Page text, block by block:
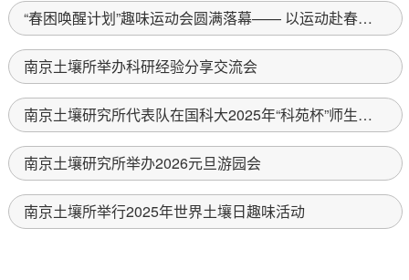
“春困唤醒计划”趣味运动会圆满落幕—— 以运动赴春光 以活力启新程
南京土壤所举办科研经验分享交流会
南京土壤研究所代表队在国科大2025年“科苑杯”师生羽毛球联赛总决...
南京土壤研究所举办2026元旦游园会
南京土壤所举行2025年世界土壤日趣味活动